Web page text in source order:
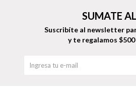
SUMATE
Suscribíte al newsletter
y te regalamos